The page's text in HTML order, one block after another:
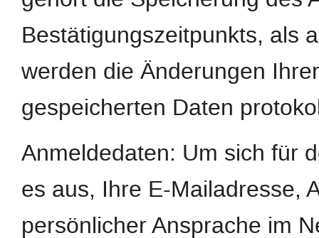
Bestätigungszeitpunkts, als
werden die Änderungen
gespeicherten Daten
Anmeldedaten: Um sich für
es aus, Ihre E-Mailadresse,
persönlicher Ansprache im